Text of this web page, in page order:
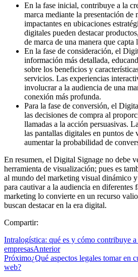
En la fase inicial, contribuye a la
marca mediante la presentación de
impactantes en ubicaciones
digitales pueden destacar
de marca de una manera que
En la fase de consideración, el
información más detallada,
sobre los beneficios y
servicios. Las experiencias
involucrar a la audiencia de una
conexión más profunda.
Para la fase de conversión, el
las decisiones de compra al
llamadas a la acción persuasivas.
las pantallas digitales en puntos de
aumentar la probabilidad de
En resumen, el Digital Signage no debe
herramienta de visualización; pues es
al mundo del marketing visual dinámico
para cautivar a la audiencia en diferentes
marketing lo convierte en un recurso
buscan destacar en la era digital.
Compartir:
Intralogística: qué es y cómo contribuye
empresasAnterior
Próximo¿Qué aspectos legales tomar en
web?